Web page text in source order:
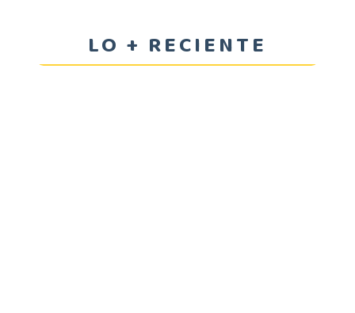
LO + RECIENTE